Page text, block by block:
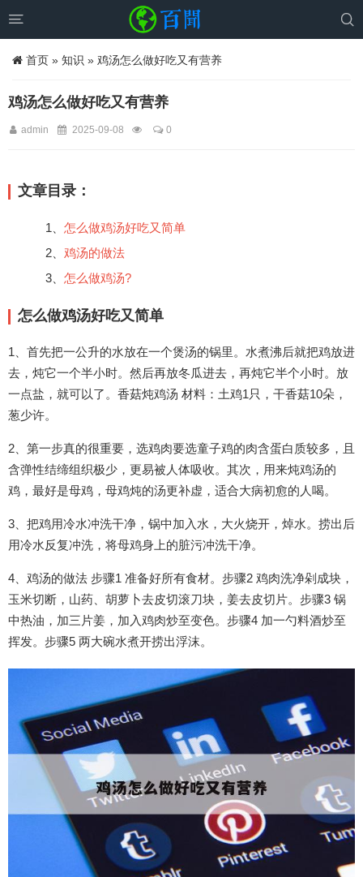
 
首页 » 知识 » 鸡汤怎么做好吃又有营养
鸡汤怎么做好吃又有营养
admin 2025-09-08 0
文章目录：
1、 怎么做鸡汤好吃又简单
2、 鸡汤的做法
3、 怎么做鸡汤?
怎么做鸡汤好吃又简单
1、首先把一公升的水放在一个煲汤的锅里。水煮沸后就把鸡放进
去，炖它一个半小时。然后再放冬瓜进去，再炖它半个小时。放
一点盐，就可以了。香菇炖鸡汤 材料：土鸡1只，干香菇10朵，
葱少许。
2、第一步真的很重要，选鸡肉要选童子鸡的肉含蛋白质较多，且
含弹性结缔组织极少，更易被人体吸收。其次，用来炖鸡汤的
鸡，最好是母鸡，母鸡炖的汤更补虚，适合大病初愈的人喝。
3、把鸡用冷水冲洗干净，锅中加入水，大火烧开，焯水。捞出后
用冷水反复冲洗，将母鸡身上的脏污冲洗干净。
4、鸡汤的做法 步骤1 准备好所有食材。步骤2 鸡肉洗净剁成块，
玉米切断，山药、胡萝卜去皮切滚刀块，姜去皮切片。步骤3 锅
中热油，加三片姜，加入鸡肉炒至变色。步骤4 加一勺料酒炒至
挥发。步骤5 两大碗水煮开捞出浮沫。